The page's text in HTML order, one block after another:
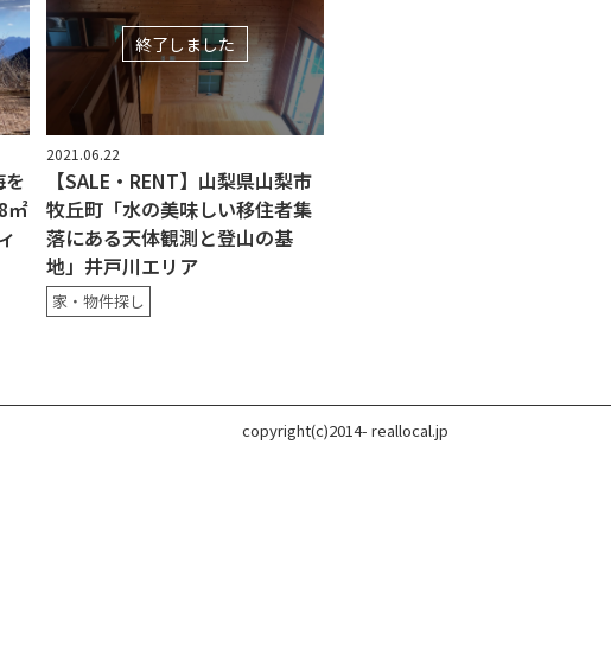
㎡
終了しました
2021.06.22
【SALE・RENT】山梨県山梨市
牧丘町「水の美味しい移住者集
落にある天体観測と登山の基
地」井戸川エリア
家・物件探し
copyright(c)2014- reallocal.jp